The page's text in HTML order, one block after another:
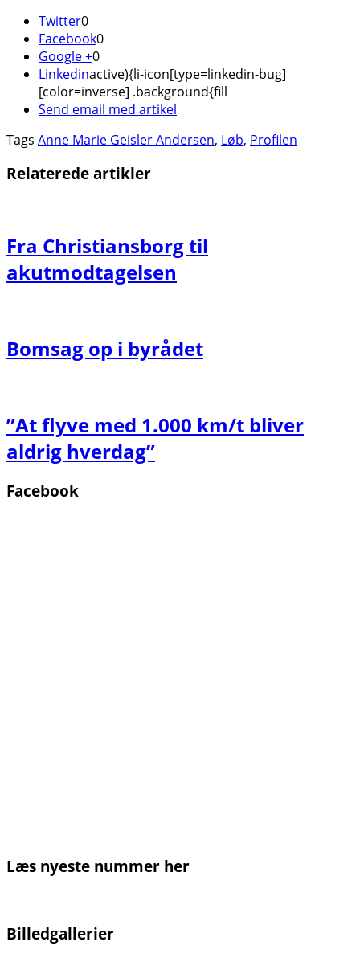
Twitter0
Facebook0
Google +0
Linkedinactive){li-icon[type=linkedin-bug]
[color=inverse] .background{fill
Send email med artikel
Tags Anne Marie Geisler Andersen, Løb, Profilen
Relaterede artikler
Fra Christiansborg til
akutmodtagelsen
Bomsag op i byrådet
”At flyve med 1.000 km/t bliver
aldrig hverdag”
Facebook
Læs nyeste nummer her
Billedgallerier